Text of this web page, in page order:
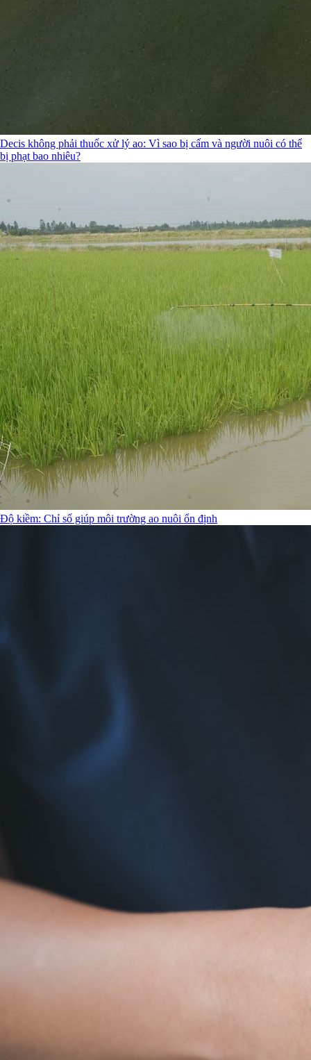
Decis không phải thuốc xử lý ao: Vì sao bị cấm và người nuôi có thể
bị phạt bao nhiêu?
Độ kiềm: Chỉ số giúp môi trường ao nuôi ổn định